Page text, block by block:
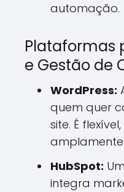
automação.
Plataformas
e Gestão de
WordPress:
quem quer
site. É
amplamente
HubSpot:
integra